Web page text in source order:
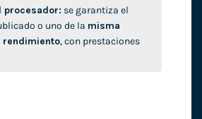
procesador: se garantiza el
o uno de la misma
rendimiento, con prestaciones